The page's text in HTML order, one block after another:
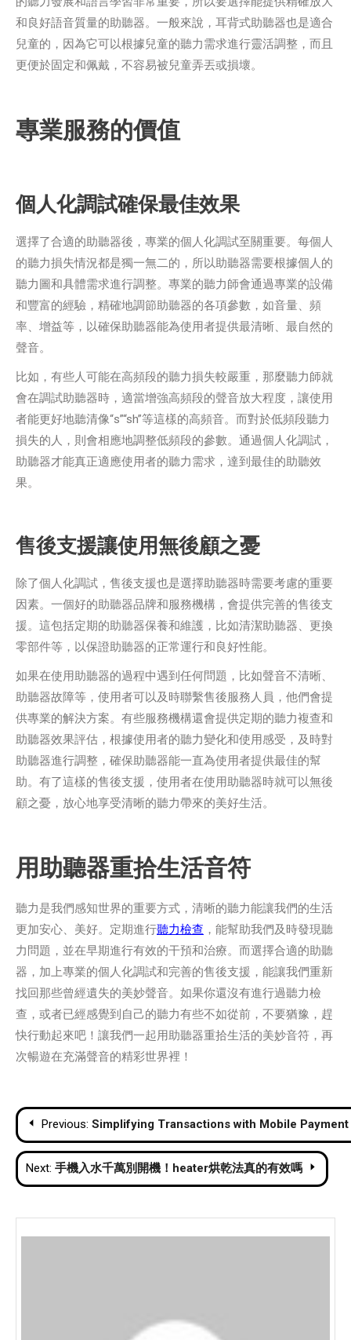
和良好語音質量的助聽器。一般來說，耳背式助聽器也是適合
兒童的，因為它可以根據兒童的聽力需求進行靈活調整，而且
更便於固定和佩戴，不容易被兒童弄丟或損壞。
專業服務的價值
個人化調試確保最佳效果
選擇了合適的助聽器後，專業的個人化調試至關重要。每個人
的聽力損失情況都是獨一無二的，所以助聽器需要根據個人的
聽力圖和具體需求進行調整。專業的聽力師會通過專業的設備
和豐富的經驗，精確地調節助聽器的各項參數，如音量、頻
率、增益等，以確保助聽器能為使用者提供最清晰、最自然的
聲音。
比如，有些人可能在高頻段的聽力損失較嚴重，那麼聽力師就
會在調試助聽器時，適當增強高頻段的聲音放大程度，讓使用
者能更好地聽清像“s”“sh”等這樣的高頻音。而對於低頻段聽力
損失的人，則會相應地調整低頻段的參數。通過個人化調試，
助聽器才能真正適應使用者的聽力需求，達到最佳的助聽效
果。
售後支援讓使用無後顧之憂
除了個人化調試，售後支援也是選擇助聽器時需要考慮的重要
因素。一個好的助聽器品牌和服務機構，會提供完善的售後支
援。這包括定期的助聽器保養和維護，比如清潔助聽器、更換
零部件等，以保證助聽器的正常運行和良好性能。
如果在使用助聽器的過程中遇到任何問題，比如聲音不清晰、
助聽器故障等，使用者可以及時聯繫售後服務人員，他們會提
供專業的解決方案。有些服務機構還會提供定期的聽力複查和
助聽器效果評估，根據使用者的聽力變化和使用感受，及時對
助聽器進行調整，確保助聽器能一直為使用者提供最佳的幫
助。有了這樣的售後支援，使用者在使用助聽器時就可以無後
顧之憂，放心地享受清晰的聽力帶來的美好生活。
用助聽器重拾生活音符
聽力是我們感知世界的重要方式，清晰的聽力能讓我們的生活
更加安心、美好。定期進行聽力檢查 ，能幫助我們及時發現聽
力問題，並在早期進行有效的干預和治療。而選擇合適的助聽
器，加上專業的個人化調試和完善的售後支援，能讓我們重新
找回那些曾經遺失的美妙聲音。如果你還沒有進行過聽力檢
查，或者已經感覺到自己的聽力有些不如從前，不要猶豫，趕
快行動起來吧！讓我們一起用助聽器重拾生活的美妙音符，再
次暢遊在充滿聲音的精彩世界裡！
Post
navigation
Previous: Simplifying Transactions with Mobile Payment
Next: 手機入水千萬別開機！heater烘乾法真的有效嗎